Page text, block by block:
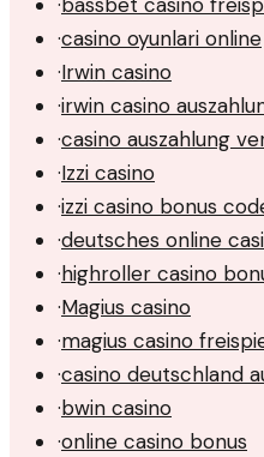
·casino oyunlari online
·Irwin casino
·irwin casino
·casino auszahlung
·Izzi casino
·izzi casino bonus
·deutsches online
·highroller casino
·Magius casino
·magius casino
·casino deutschland
·bwin casino
·online casino bonus